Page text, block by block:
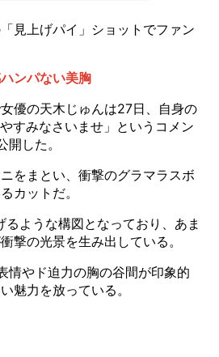
見上げパイ」ショットでファン
ンパない美胸
優の天木じゅんは27日、自身の
すみなさいませ」というコメン
開した。
をまとい、衝撃のグラマラスボ
カットだ。
ような構図となっており、あま
撃の光景を生み出している。
やド迫力の胸の谷間が印象的
魅力を放っている。